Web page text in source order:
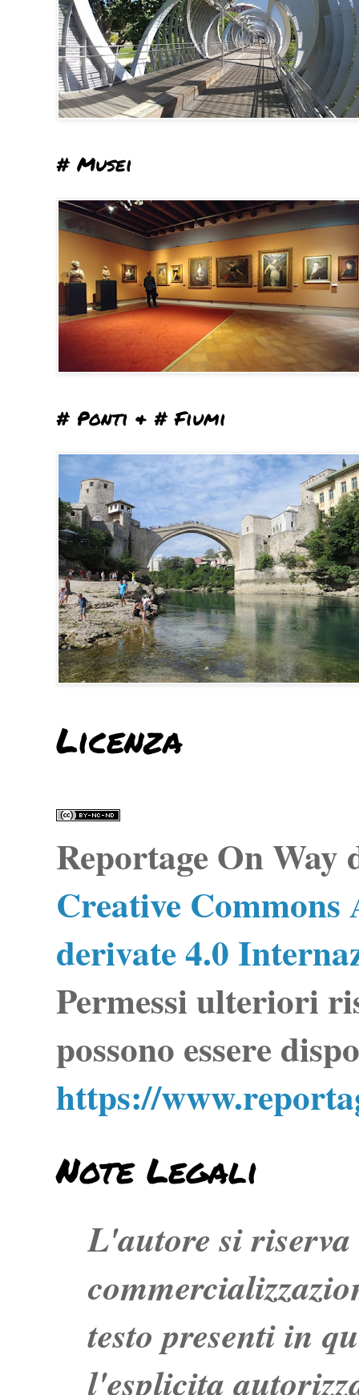
# Musei
# Ponti & # Fiumi
Licenza
Reportage On Way
Creative
derivate 4.0
Permessi ulteriori
possono essere
https://
Note Legali
L'autore si
testo presenti in
l'esplicita